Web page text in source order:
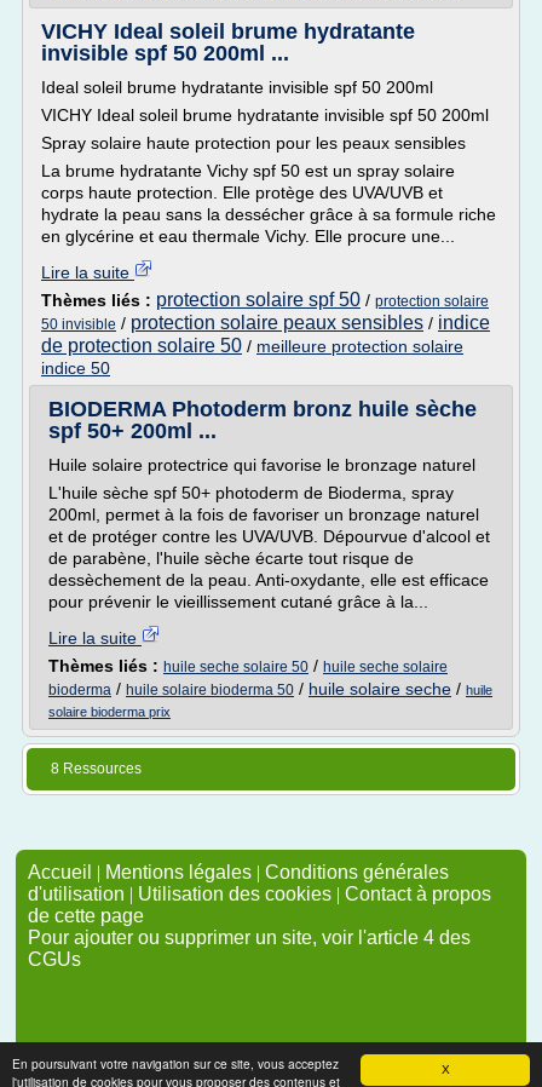
X
En poursuivant votre navigation sur ce site, vous acceptez
l'utilisation de cookies pour vous proposer des contenus et
VICHY Ideal soleil brume hydratante
invisible spf 50 200ml ...
Ideal soleil brume hydratante invisible spf 50 200ml
VICHY Ideal soleil brume hydratante invisible spf 50 200ml
Spray solaire haute protection pour les peaux sensibles
La brume hydratante Vichy spf 50 est un spray solaire
corps haute protection. Elle protège des UVA/UVB et
hydrate la peau sans la dessécher grâce à sa formule riche
en glycérine et eau thermale Vichy. Elle procure une...
Lire la suite
Thèmes liés : protection solaire spf 50 / protection solaire
50 invisible / protection solaire peaux sensibles / indice
de protection solaire 50 / meilleure protection solaire
indice 50
BIODERMA Photoderm bronz huile sèche
spf 50+ 200ml ...
Huile solaire protectrice qui favorise le bronzage naturel
L'huile sèche spf 50+ photoderm de Bioderma, spray
200ml, permet à la fois de favoriser un bronzage naturel
et de protéger contre les UVA/UVB. Dépourvue d'alcool et
de parabène, l'huile sèche écarte tout risque de
dessèchement de la peau. Anti-oxydante, elle est efficace
pour prévenir le vieillissement cutané grâce à la...
Lire la suite
Thèmes liés : huile seche solaire 50 / huile seche solaire
bioderma / huile solaire bioderma 50 / huile solaire seche / huile
solaire bioderma prix
8 Ressources
Accueil | Mentions légales | Conditions générales
d'utilisation | Utilisation des cookies | Contact à propos
de cette page
Pour ajouter ou supprimer un site, voir l'article 4 des
CGUs